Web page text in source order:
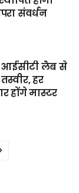
संवर्धन
आईसीटी लैब से
हर
होंगे मास्टर